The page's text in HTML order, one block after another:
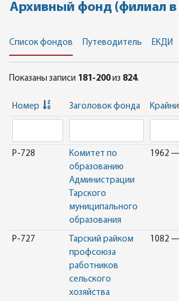
Архивный фонд (филиал в
Список фондов Путеводитель ЕКДИ
Показаны записи 181-200из 824.
Номер Заголовок фонда
Р-728
Комитет по
образованию
Администрации
Тарского
муниципального
образования
1962
Р-727
Тарский райком
профсоюза
работников
сельского
хозяйства
1082